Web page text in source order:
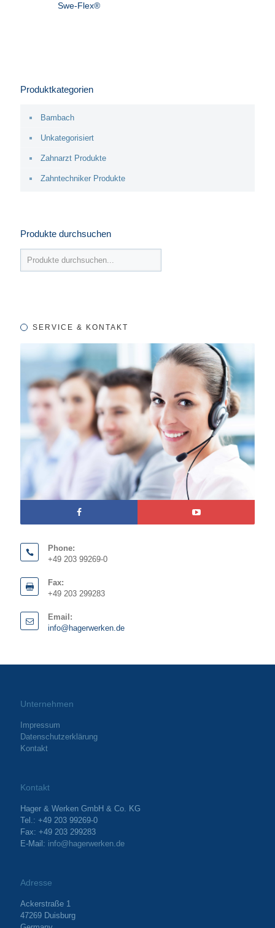
Swe-Flex®
Produktkategorien
Bambach
Unkategorisiert
Zahnarzt Produkte
Zahntechniker Produkte
Produkte durchsuchen
SERVICE & KONTAKT
Phone:
+49 203 99269-0
Fax:
+49 203 299283
Email:
info@hagerwerken.de
Unternehmen
Impressum
Datenschutzerklärung
Kontakt
Kontakt
Hager & Werken GmbH & Co. KG
Tel.: +49 203 99269-0
Fax: +49 203 299283
E-Mail: info@hagerwerken.de
Adresse
Ackerstraße 1
47269 Duisburg